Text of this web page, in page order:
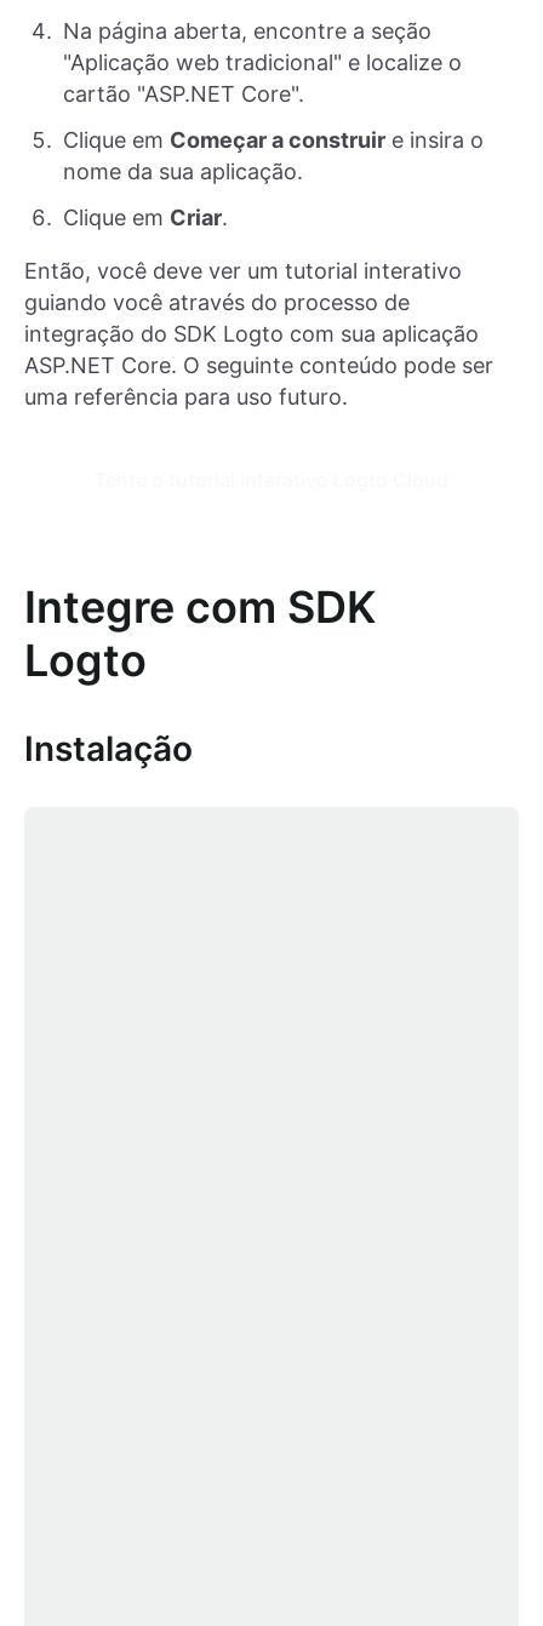
Na página aberta, encontre a seção
"Aplicação web tradicional" e localize o
cartão "ASP.NET Core".
Clique em Começar a construir e insira o
nome da sua aplicação.
Clique em Criar.
Então, você deve ver um tutorial interativo
guiando você através do processo de
integração do SDK Logto com sua aplicação
ASP.NET Core. O seguinte conteúdo pode ser
uma referência para uso futuro.
Integre com SDK
Logto
Instalação